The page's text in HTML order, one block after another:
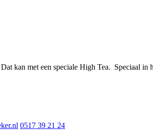
kan met een speciale High Tea. Speciaal
0517 39 21 24